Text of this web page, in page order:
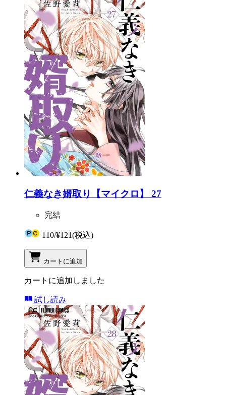
仁義なき婿取り【マイクロ】 27
完結
110/¥121(税込)
カートに追加
カートに追加しました
試し読み